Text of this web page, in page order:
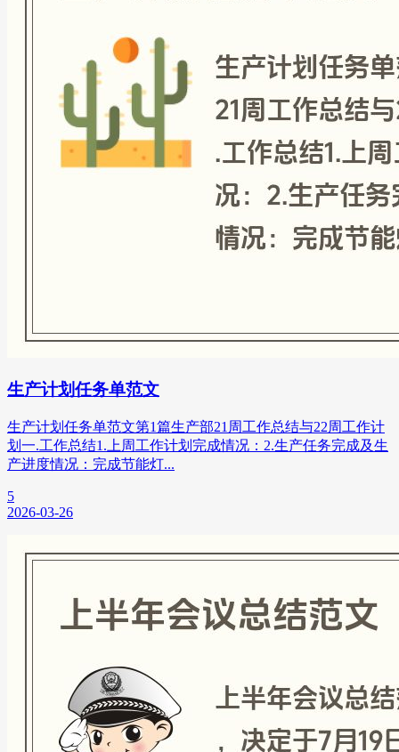
生产计划任务单范文
生产计划任务单范文第1篇生产部21周工作总结与22周工作计
划一.工作总结1.上周工作计划完成情况：2.生产任务完成及生
产进度情况：完成节能灯...
5
2026-03-26